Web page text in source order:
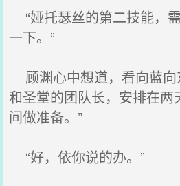
“娅托瑟丝的第二技能，
一下。”
顾渊心中想道，看向蓝向
和圣堂的团队长，安排在
间做准备。”
“好，依你说的办。”